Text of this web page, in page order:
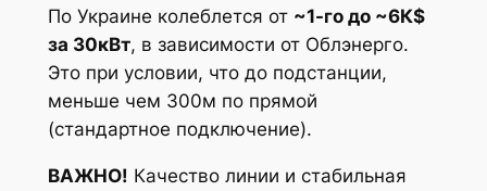
По Украине колеблется от ~1-го до ~6К$
за 30кВт, в зависимости от Облэнерго.
Это при условии, что до подстанции,
меньше чем 300м по прямой
(стандартное подключение).
ВАЖНО! Качество линии и стабильная